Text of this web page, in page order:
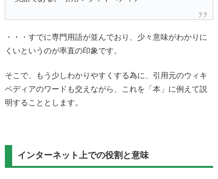
・・・すでに専門用語が並んでおり、少々意味がわかりに
くいというのが率直の印象です。
そこで、もう少しわかりやすくする為に、引用元のウィキ
ペディアのワードも交えながら、これを「本」に例えて説
明することとします。
インターネット上での役割と意味